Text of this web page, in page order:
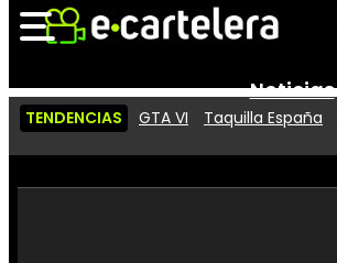
Noticias
Vídeos
TENDENCIAS GTA VI Taquilla España